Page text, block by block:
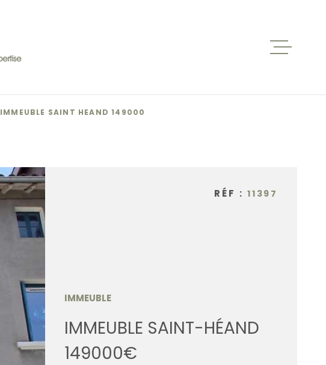
ALERTE
IMMEUBLE SAINT HEAND 149000
RÉF : 11397
IMMEUBLE
IMMEUBLE SAINT-HÉAND
149000€